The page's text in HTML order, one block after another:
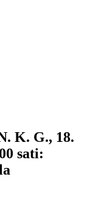
K. G., 18.
sati: